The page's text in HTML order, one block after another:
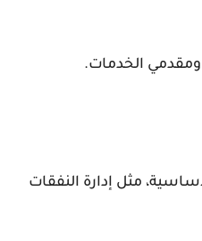
ومقدمي الخدمات.
مثل إدارة النفقات